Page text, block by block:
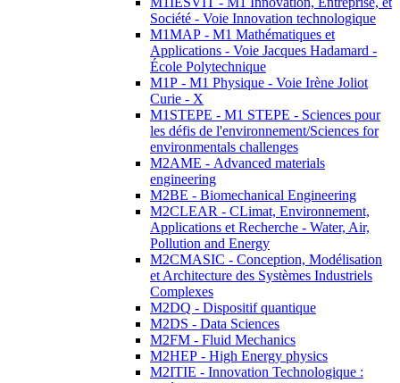
Société - Voie Innovation technologique
M1MAP - M1 Mathématiques et
Applications - Voie Jacques Hadamard -
École Polytechnique
M1P - M1 Physique - Voie Irène Joliot
Curie - X
M1STEPE - M1 STEPE - Sciences pour
les défis de l'environnement/Sciences for
environmentals challenges
M2AME - Advanced materials
engineering
M2BE - Biomechanical Engineering
M2CLEAR - CLimat, Environnement,
Applications et Recherche - Water, Air,
Pollution and Energy
M2CMASIC - Conception, Modélisation
et Architecture des Systèmes Industriels
Complexes
M2DQ - Dispositif quantique
M2DS - Data Sciences
M2FM - Fluid Mechanics
M2HEP - High Energy physics
M2ITIE - Innovation Technologique :